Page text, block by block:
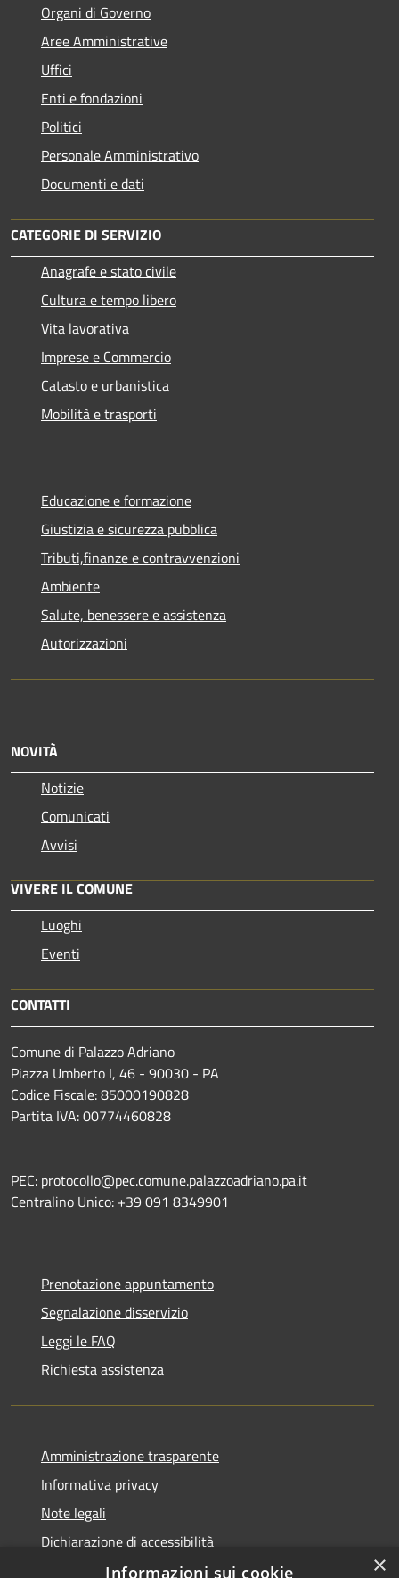
Organi di Governo
Aree Amministrative
Uffici
Enti e fondazioni
Politici
Personale Amministrativo
Documenti e dati
CATEGORIE DI SERVIZIO
Anagrafe e stato civile
Cultura e tempo libero
Vita lavorativa
Imprese e Commercio
Catasto e urbanistica
Mobilità e trasporti
Educazione e formazione
Giustizia e sicurezza pubblica
Tributi,finanze e contravvenzioni
Ambiente
Salute, benessere e assistenza
Autorizzazioni
NOVITÀ
Notizie
Comunicati
Avvisi
VIVERE IL COMUNE
Luoghi
Eventi
CONTATTI
Comune di Palazzo Adriano
Piazza Umberto I, 46 - 90030 - PA
Codice Fiscale: 85000190828
Partita IVA: 00774460828
PEC: protocollo@pec.comune.palazzoadriano.pa.it
Centralino Unico: +39 091 8349901
Prenotazione appuntamento
Segnalazione disservizio
Leggi le FAQ
Richiesta assistenza
Amministrazione trasparente
Informativa privacy
Note legali
Dichiarazione di accessibilità
×
Informazioni sui cookie